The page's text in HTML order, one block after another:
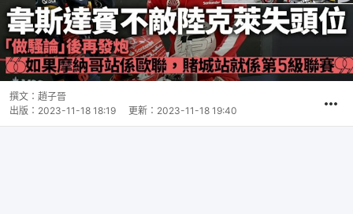
撰文： 趙子晉
出版： 2023-11-18 18:19 更新： 2023-11-18 19:40